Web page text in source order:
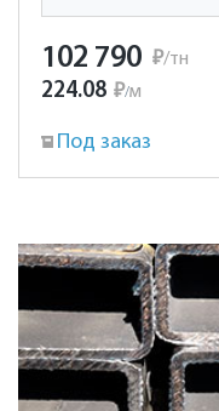
102 790 ₽/тн
224.08 ₽/м
Под заказ